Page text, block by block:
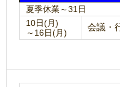
夏季休業～31日
10日(月)
～16日(月)
会議・